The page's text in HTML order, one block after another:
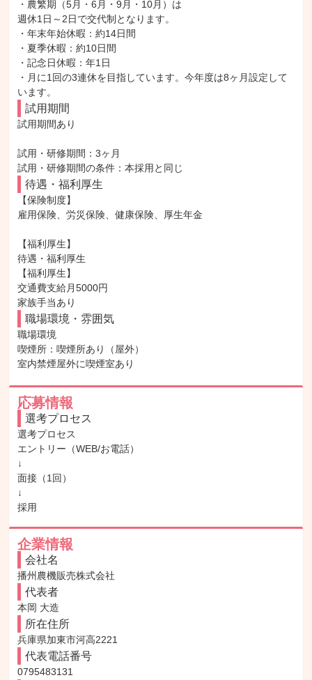
・農繁期（5月・6月・9月・10月）は
週休1日～2日で交代制となります。
・年末年始休暇：約14日間
・夏季休暇：約10日間
・記念日休暇：年1日
・月に1回の3連休を目指しています。今年度は8ヶ月設定して
います。
試用期間
試用期間あり
試用・研修期間：3ヶ月
待遇・福利厚生
【保険制度】
雇用保険、労災保険、健康保険、厚生年金
【福利厚生】
待遇・福利厚生
【福利厚生】
交通費支給月5000円
家族手当あり
職場環境・雰囲気
職場環境
喫煙所：喫煙所あり（屋外）
室内禁煙屋外に喫煙室あり
応募情報
選考プロセス
選考プロセス
エントリー（WEB/お電話）
↓
面接（1回）
↓
採用
企業情報
会社名
播州農機販売株式会社
代表者
本岡 大造
所在住所
兵庫県加東市河高2221
代表電話番号
0795483131